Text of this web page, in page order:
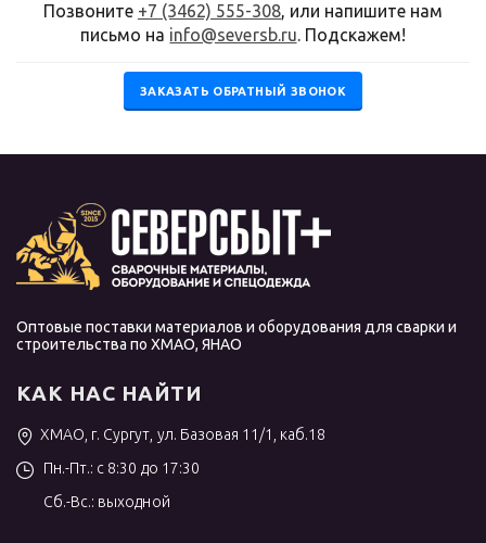
Позвоните +7 (3462) 555-308, или напишите нам
письмо на info@seversb.ru. Подскажем!
ЗАКАЗАТЬ ОБРАТНЫЙ ЗВОНОК
Оптовые поставки материалов и оборудования для сварки и
строительства по ХМАО, ЯНАО
КАК НАС НАЙТИ
ХМАО, г. Сургут, ул. Базовая 11/1, каб.18
Пн.-Пт.: с 8:30 до 17:30
Сб.-Вс.: выходной